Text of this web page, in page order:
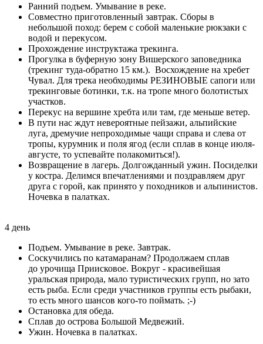
Ранний подъем. Умывание в реке.
Совместно приготовленный завтрак. Сборы в
небольшой поход: берем с собой маленькие рюкзаки с
водой и перекусом.
Прохождение инструктажа трекинга.
Прогулка в буферную зону Вишерского заповедника
(трекинг туда-обратно 15 км.). Восхождение на хребет
Чувал. Для трека необходимы РЕЗИНОВЫЕ сапоги или
трекинговые ботинки, т.к. на тропе много болотистых
участков.
Перекус на вершине хребта или там, где меньше ветер.
В пути нас ждут невероятные пейзажи, альпийские
луга, дремучие непроходимые чащи справа и слева от
тропы, курумник и поля ягод (если сплав в конце июля-
августе, то успевайте полакомиться!).
Возвращение в лагерь. Долгожданный ужин. Посиделки
у костра. Делимся впечатлениями и поздравляем друг
друга с горой, как принято у походников и альпинистов.
Ночевка в палатках.
4 день
Подъем. Умывание в реке. Завтрак.
Соскучились по катамаранам? Продолжаем сплав
до урочища Приисковое. Вокруг - красивейшая
уральская природа, мало туристических групп, но зато
есть рыба. Если среди участников группы есть рыбаки,
то есть много шансов кого-то поймать. ;-)
Остановка для обеда.
Сплав до острова Большой Медвежий.
Ужин. Ночевка в палатках.